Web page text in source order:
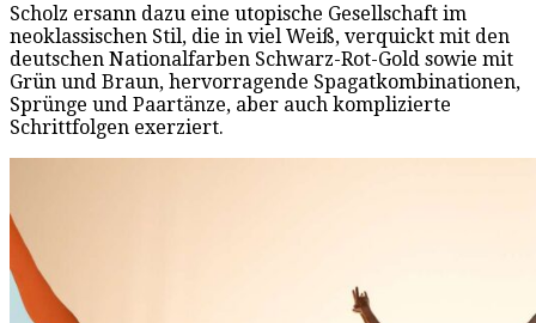
Scholz ersann dazu eine utopische Gesellschaft im
neoklassischen Stil, die in viel Weiß, verquickt mit den
deutschen Nationalfarben Schwarz-Rot-Gold sowie mit
Grün und Braun, hervorragende Spagatkombinationen,
Sprünge und Paartänze, aber auch komplizierte
Schrittfolgen exerziert.